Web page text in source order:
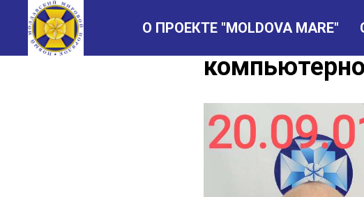
О ПРОЕКТЕ "MOLDOVA MARE"
Святослав